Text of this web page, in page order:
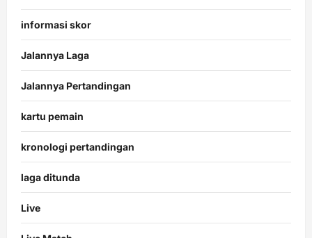
informasi skor
Jalannya Laga
Jalannya Pertandingan
kartu pemain
kronologi pertandingan
laga ditunda
Live